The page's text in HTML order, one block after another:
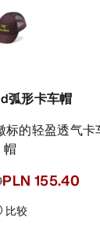
弧形卡车帽
帽
PLN 155.40
比较